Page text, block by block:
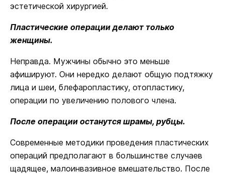
эстетической хирургией.
Пластические операции делают только
женщины.
Неправда. Мужчины обычно это меньше
афишируют. Они нередко делают общую подтяжку
лица и шеи, блефаропластику, отопластику,
операции по увеличению полового члена.
После операции останутся шрамы, рубцы.
Современные методики проведения пластических
операций предполагают в большинстве случаев
щадящее, малоинвазивное вмешательство. После